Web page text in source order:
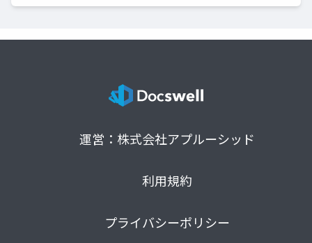
運営：株式会社アプルーシッド
利用規約
プライバシーポリシー